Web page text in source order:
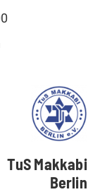
TuS Makkabi
Berlin